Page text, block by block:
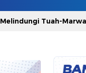
Melindungi Tuah-